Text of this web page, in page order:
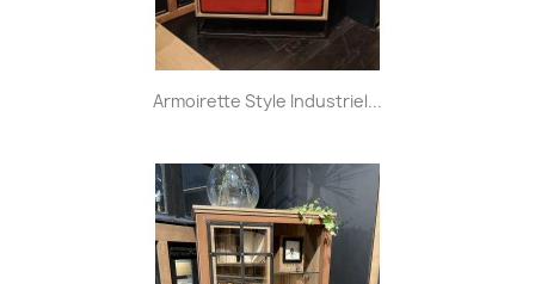
Armoirette Style Industriel...